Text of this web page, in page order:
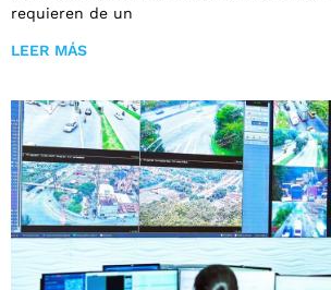
requieren de un
LEER MÁS